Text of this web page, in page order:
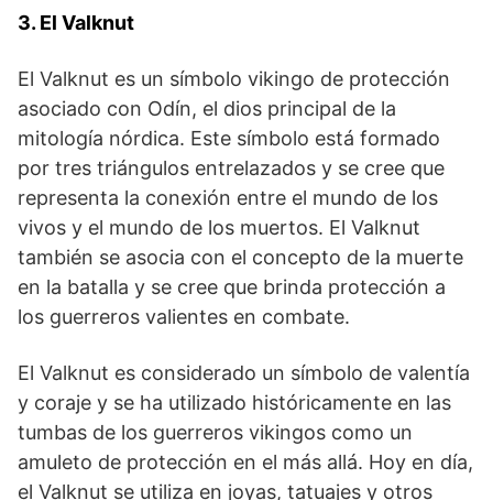
3. El Valknut
El Valknut⁣ es ​un símbolo ⁤vikingo de⁣ protección
asociado con Odín, el dios‍ principal de la
mitología ‌nórdica.​ Este ​símbolo está formado
por⁢ tres triángulos entrelazados y⁣ se cree que
representa la conexión ⁢entre el mundo de los
vivos y el mundo de los muertos. El Valknut ​
también se⁢ asocia con el ‍concepto⁣ de la muerte
en la batalla y se cree que brinda protección a
los guerreros valientes en combate.
El Valknut es considerado ​un símbolo ⁤de valentía
y coraje y‍ se ha utilizado históricamente en las‌
tumbas⁣ de los guerreros vikingos como un
amuleto⁤ de protección ⁤en​ el más allá. Hoy en día,‍
el Valknut se utiliza en joyas, tatuajes y⁢ otros